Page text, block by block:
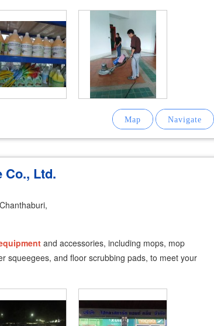
Co., Ltd.
and accessories, including mops, mop
squeegees, and floor scrubbing pads, to meet your